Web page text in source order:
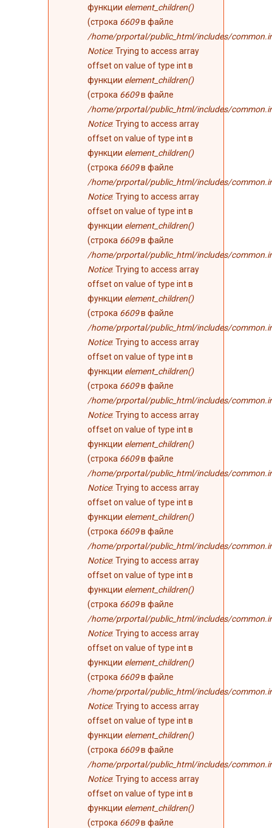
функции element_children()
(строка 6609в файле
/home/prportal/public_html/includes/
Notice: Trying to access array
offset on value of type int в
функции element_children()
(строка 6609в файле
/home/prportal/public_html/includes/
Notice: Trying to access array
offset on value of type int в
функции element_children()
(строка 6609в файле
/home/prportal/public_html/includes/
Notice: Trying to access array
offset on value of type int в
функции element_children()
(строка 6609в файле
/home/prportal/public_html/includes/
Notice: Trying to access array
offset on value of type int в
функции element_children()
(строка 6609в файле
/home/prportal/public_html/includes/
Notice: Trying to access array
offset on value of type int в
функции element_children()
(строка 6609в файле
/home/prportal/public_html/includes/
Notice: Trying to access array
offset on value of type int в
функции element_children()
(строка 6609в файле
/home/prportal/public_html/includes/
Notice: Trying to access array
offset on value of type int в
функции element_children()
(строка 6609в файле
/home/prportal/public_html/includes/
Notice: Trying to access array
offset on value of type int в
функции element_children()
(строка 6609в файле
/home/prportal/public_html/includes/
Notice: Trying to access array
offset on value of type int в
функции element_children()
(строка 6609в файле
/home/prportal/public_html/includes/
Notice: Trying to access array
offset on value of type int в
функции element_children()
(строка 6609в файле
/home/prportal/public_html/includes/
Notice: Trying to access array
offset on value of type int в
функции element_children()
(строка 6609в файле